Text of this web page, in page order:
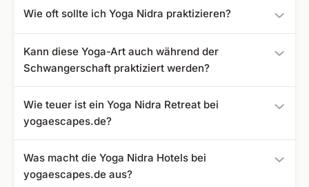
ausgeführt werden.
Wie oft sollte ich Yoga Nidra praktizieren?
regelmäßig praktiziert werden. 2-3 Mal wöchentlich ist
sehr sinnvoll.
Kann diese Yoga-Art auch während der
Schwangerschaft praktiziert werden?
Geburt.
Wie teuer ist ein Yoga Nidra Retreat bei
yogaescapes.de?
ab. Ein Angebot für ein Yoga Nidra Retreat können Sie
schon ab ca. 40 € buchen.
Was macht die Yoga Nidra Hotels bei
yogaescapes.de aus?